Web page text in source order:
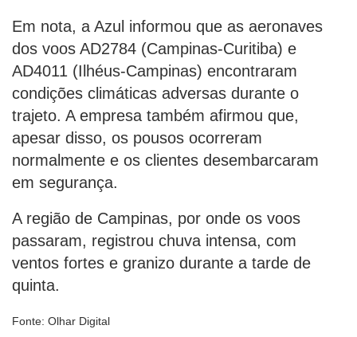
Em nota, a Azul informou que as aeronaves
dos voos AD2784 (Campinas-Curitiba) e
AD4011 (Ilhéus-Campinas) encontraram
condições climáticas adversas durante o
trajeto. A empresa também afirmou que,
apesar disso, os pousos ocorreram
normalmente e os clientes desembarcaram
em segurança.
A região de Campinas, por onde os voos
passaram, registrou chuva intensa, com
ventos fortes e granizo durante a tarde de
quinta.
Fonte: Olhar Digital